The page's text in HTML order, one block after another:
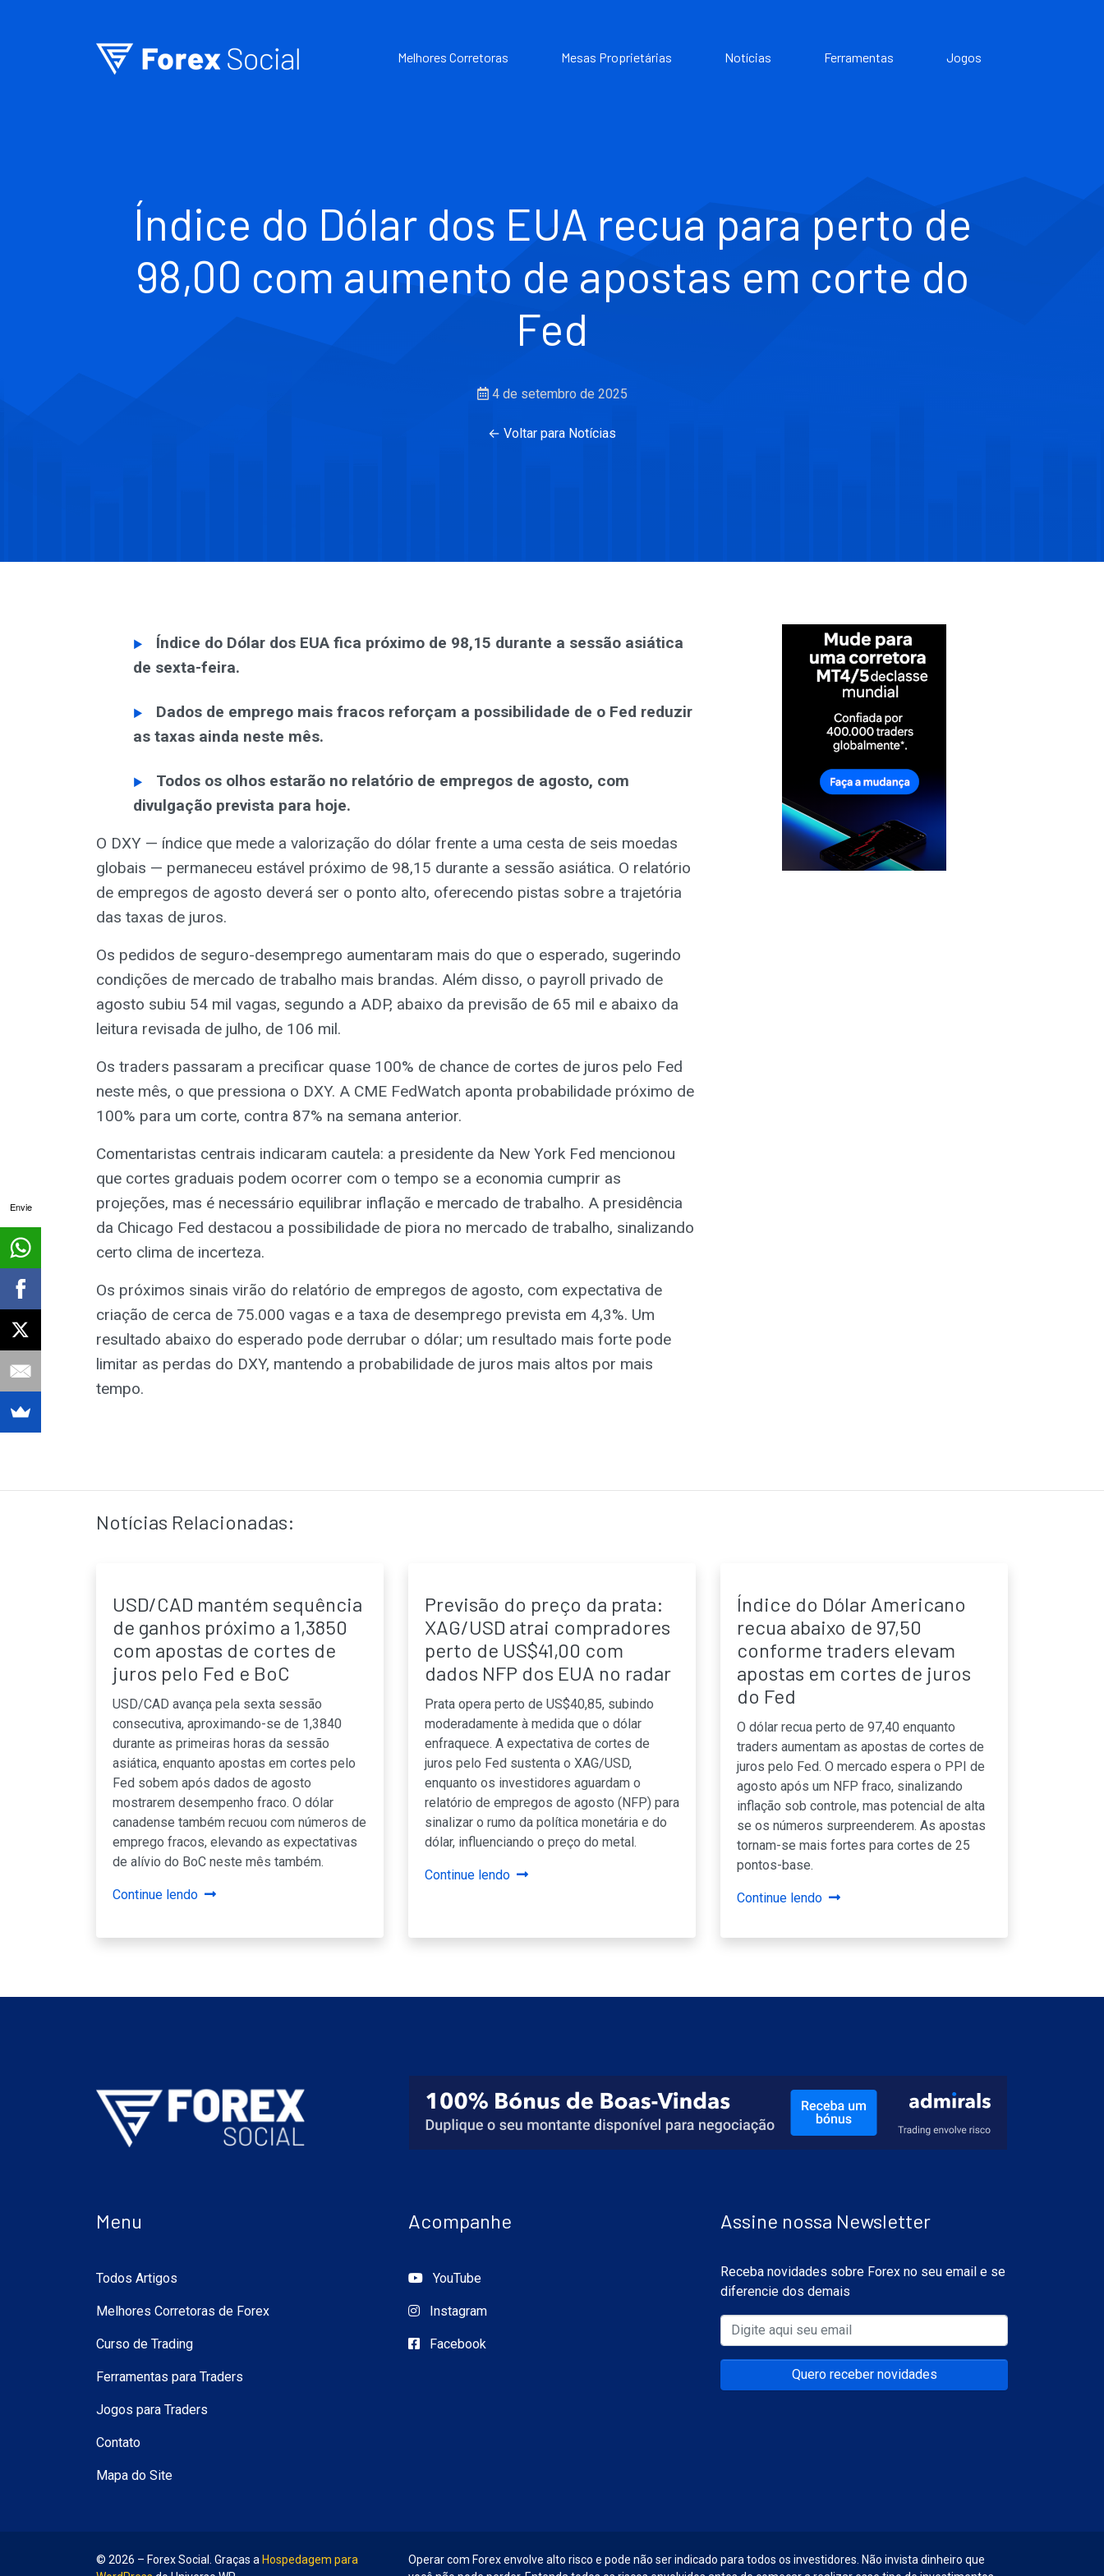
Melhores Corretoras Mesas Proprietárias Notícias Ferramentas Jogos
Índice do Dólar dos EUA recua para perto de
98,00 com aumento de apostas em corte do
Fed
4 de setembro de 2025
← Voltar para Notícias
Índice do Dólar dos EUA fica próximo de 98,15 durante a sessão asiática
de sexta-feira.
Dados de emprego mais fracos reforçam a possibilidade de o Fed reduzir
as taxas ainda neste mês.
Todos os olhos estarão no relatório de empregos de agosto, com
divulgação prevista para hoje.
O DXY — índice que mede a valorização do dólar frente a uma cesta de seis moedas
globais — permaneceu estável próximo de 98,15 durante a sessão asiática. O relatório
de empregos de agosto deverá ser o ponto alto, oferecendo pistas sobre a trajetória
das taxas de juros.
Os pedidos de seguro-desemprego aumentaram mais do que o esperado, sugerindo
condições de mercado de trabalho mais brandas. Além disso, o payroll privado de
agosto subiu 54 mil vagas, segundo a ADP, abaixo da previsão de 65 mil e abaixo da
leitura revisada de julho, de 106 mil.
Os traders passaram a precificar quase 100% de chance de cortes de juros pelo Fed
neste mês, o que pressiona o DXY. A CME FedWatch aponta probabilidade próximo de
100% para um corte, contra 87% na semana anterior.
Comentaristas centrais indicaram cautela: a presidente da New York Fed mencionou
que cortes graduais podem ocorrer com o tempo se a economia cumprir as
projeções, mas é necessário equilibrar inflação e mercado de trabalho. A presidência
da Chicago Fed destacou a possibilidade de piora no mercado de trabalho, sinalizando
certo clima de incerteza.
Os próximos sinais virão do relatório de empregos de agosto, com expectativa de
criação de cerca de 75.000 vagas e a taxa de desemprego prevista em 4,3%. Um
resultado abaixo do esperado pode derrubar o dólar; um resultado mais forte pode
limitar as perdas do DXY, mantendo a probabilidade de juros mais altos por mais
tempo.
Notícias Relacionadas:
USD/CAD mantém sequência
de ganhos próximo a 1,3850
com apostas de cortes de
juros pelo Fed e BoC
USD/CAD avança pela sexta sessão
consecutiva, aproximando-se de 1,3840
durante as primeiras horas da sessão
asiática, enquanto apostas em cortes pelo
Fed sobem após dados de agosto
mostrarem desempenho fraco. O dólar
canadense também recuou com números de
emprego fracos, elevando as expectativas
de alívio do BoC neste mês também.
Continue lendo
Previsão do preço da prata:
XAG/USD atrai compradores
perto de US$41,00 com
dados NFP dos EUA no radar
Prata opera perto de US$40,85, subindo
moderadamente à medida que o dólar
enfraquece. A expectativa de cortes de
juros pelo Fed sustenta o XAG/USD,
enquanto os investidores aguardam o
relatório de empregos de agosto (NFP) para
sinalizar o rumo da política monetária e do
dólar, influenciando o preço do metal.
Continue lendo
Índice do Dólar Americano
recua abaixo de 97,50
conforme traders elevam
apostas em cortes de juros
do Fed
O dólar recua perto de 97,40 enquanto
traders aumentam as apostas de cortes de
juros pelo Fed. O mercado espera o PPI de
agosto após um NFP fraco, sinalizando
inflação sob controle, mas potencial de alta
se os números surpreenderem. As apostas
tornam-se mais fortes para cortes de 25
pontos-base.
Continue lendo
Menu
Todos Artigos
Melhores Corretoras de Forex
Curso de Trading
Ferramentas para Traders
Jogos para Traders
Contato
Mapa do Site
Acompanhe
YouTube
Instagram
Facebook
Assine nossa Newsletter
Receba novidades sobre Forex no seu email e se
diferencie dos demais
Quero receber novidades
Operar com Forex envolve alto risco e pode não ser indicado para todos os investidores. Não invista dinheiro que
© 2026 – Forex Social. Graças a Hospedagem para
Envie